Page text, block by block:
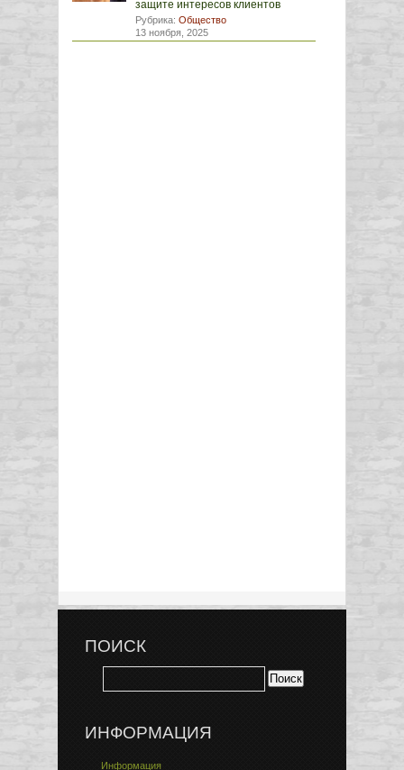
защите интересов клиентов
Рубрика: Общество
13 ноября, 2025
ПОИСК
ИНФОРМАЦИЯ
Информация